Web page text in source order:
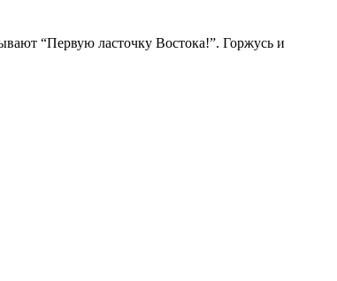
“Первую ласточку Востока!”. Горжусь и